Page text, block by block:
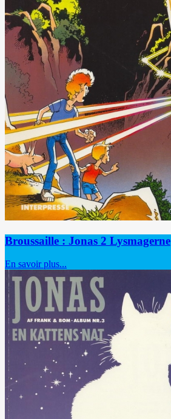
Broussaille : Jonas 2 Lysmagerne
En savoir plus...